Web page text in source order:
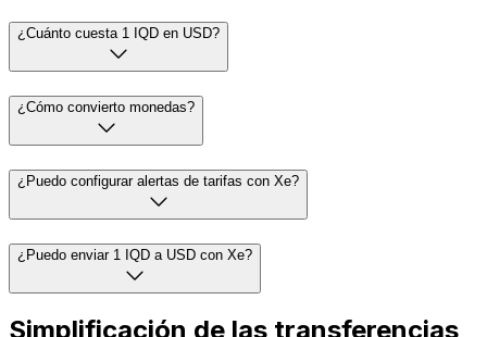
¿Cuánto cuesta 1 IQD en USD?
¿Cómo convierto monedas?
¿Puedo configurar alertas de tarifas con Xe?
¿Puedo enviar 1 IQD a USD con Xe?
Simplificación de las transferencias